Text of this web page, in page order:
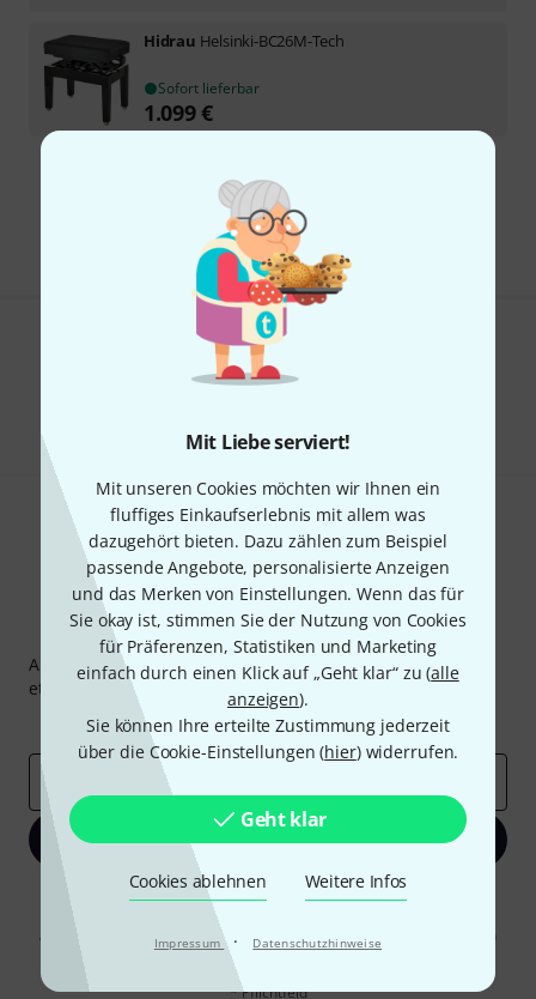
Mit Liebe serviert!
Mit unseren Cookies möchten wir Ihnen ein
fluffiges Einkaufserlebnis mit allem was
dazugehört bieten. Dazu zählen zum Beispiel
passende Angebote, personalisierte Anzeigen
und das Merken von Einstellungen. Wenn das für
Sie okay ist, stimmen Sie der Nutzung von Cookies
für Präferenzen, Statistiken und Marketing
einfach durch einen Klick auf „Geht klar“ zu (alle
anzeigen).
Sie können Ihre erteilte Zustimmung jederzeit
über die Cookie-Einstellungen (hier) widerrufen.
Geht klar
Cookies ablehnen Weitere Infos
Impressum · Datenschutzhinweise
Hidrau Helsinki-BC26M-Tech
Sofort lieferbar
1.099€
Kostenloser Versand ab 29 €
Alle Preise inkl. MwSt.
Gefällt Ihnen, was Sie sehen?
Thomann Newsletter
Abonniere den Thomann Newsletter und gewinne mit
etwas Glück einen von
50 Gutscheinen über jeweils50€
Inspirierende Beiträge
Deals Thomann Insights
E-Mail-Adresse*
Jetzt anmelden
Mit Klick auf „Jetzt anmelden“ stimmen Sie dem Erhalt von E-Mail-
Werbung und einer Messung des E-Mail-Nutzungsverhaltens zu. Die
Abmeldung ist jederzeit möglich. Weitere Informationen finden Sie in
unserenDatenschutzhinweisen.
* Pflichtfeld